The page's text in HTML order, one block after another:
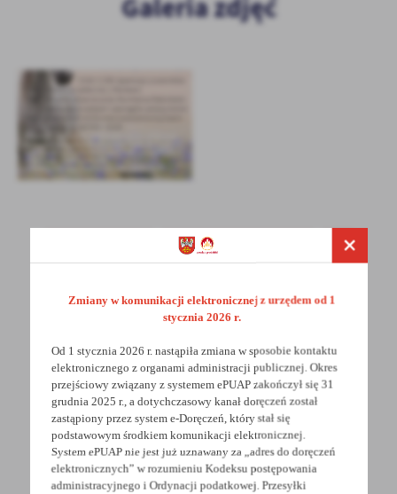
treści w postaci wiadomości, ofert, komunikatów mediów
Galeria zdjęć
UDOSTĘPNIJ
Spodobała Ci się informacja? Zostaw nam swoją opinię
- to dla Ciebie staramy się być najlepsi, a Twoje zdanie
bardzo nam w tym pomoże!
DODAJ KOMENTARZ
Zmiany w komunikacji elektronicznej z urzędem od 1
stycznia 2026 r.
Od 1 stycznia 2026 r. nastąpiła zmiana w sposobie kontaktu
elektronicznego z organami administracji publicznej. Okres
przejściowy związany z systemem ePUAP zakończył się 31
grudnia 2025 r., a dotychczasowy kanał doręczeń został
zastąpiony przez system e-Doręczeń, który stał się
podstawowym środkiem komunikacji elektronicznej.
System ePUAP nie jest już uznawany za „adres do doręczeń
elektronicznych” w rozumieniu Kodeksu postępowania
administracyjnego i Ordynacji podatkowej. Przesyłki